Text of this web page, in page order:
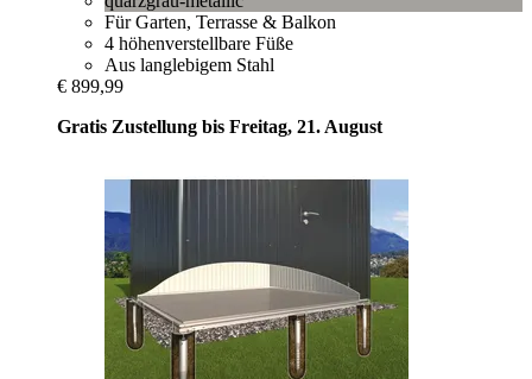
Für Garten, Terrasse & Balkon
4 höhenverstellbare Füße
Aus langlebigem Stahl
€ 899,99
Gratis Zustellung bis Freitag, 21. August